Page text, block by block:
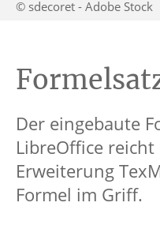
© sdecoret - Adobe Stock
Der eingebaute
LibreOffice
Erweiterung
Formel im Griff.